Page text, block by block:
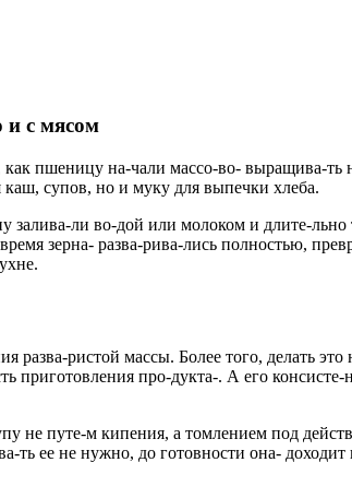
и с мясом
пшеницу на-чали массо-во- выращива-ть
каш, супов, но и муку для выпечки хлеба.
ли во-дой или молоком и длите-
зерна- разва-рива-лись полностью,
ристой массы. Более того, делать
про-дукта-. А его
не путе-м кипения, а томлением под
ть ее не нужно, до готовности она-